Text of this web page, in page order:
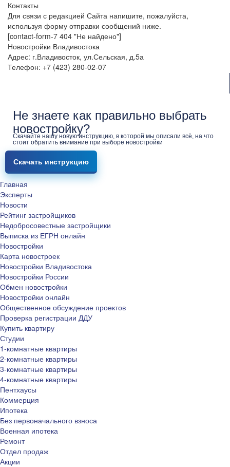
Контакты
Для связи с редакцией Сайта напишите, пожалуйста,
используя форму отправки сообщений ниже.
[contact-form-7 404 "Не найдено"]
Новостройки Владивостока
Адрес: г.Владивосток, ул.Сельская, д.5а
Телефон: +7 (423) 280-02-07
Не знаете как правильно выбрать
новостройку?
Скачайте нашу новую инструкцию, в которой мы описали всё, на что
стоит обратить внимание при выборе новостройки
Скачать инструкцию
Главная
Эксперты
Новости
Рейтинг застройщиков
Недобросовестные застройщики
Выписка из ЕГРН онлайн
Новостройки
Карта новостроек
Новостройки Владивостока
Новостройки России
Обмен новостройки
Новостройки онлайн
Общественное обсуждение проектов
Проверка регистрации ДДУ
Купить квартиру
Студии
1-комнатные квартиры
2-комнатные квартиры
3-комнатные квартиры
4-комнатные квартиры
Пентхаусы
Коммерция
Ипотека
Без первоначального взноса
Военная ипотека
Ремонт
Отдел продаж
Акции